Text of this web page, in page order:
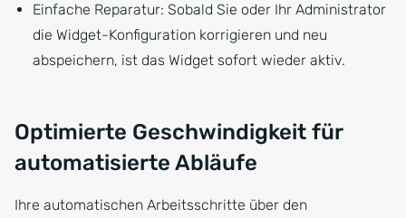
Einfache Reparatur: Sobald Sie oder Ihr Administrator
die Widget-Konfiguration korrigieren und neu
abspeichern, ist das Widget sofort wieder aktiv.
Optimierte Geschwindigkeit für
automatisierte Abläufe
Ihre automatischen Arbeitsschritte über den